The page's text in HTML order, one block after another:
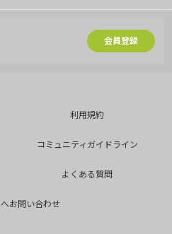
会員登録
利用規約
コミュニティガイドライン
よくある質問
お問い合わせ